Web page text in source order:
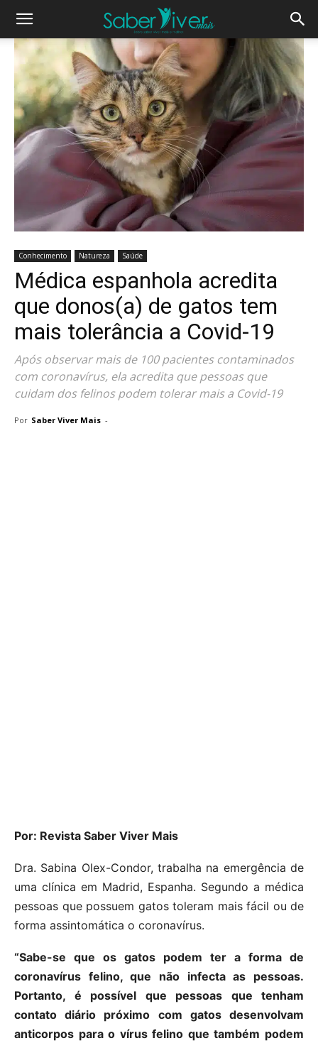
Conhecimento Natureza Saúde
Médica espanhola acredita
que donos(a) de gatos tem
mais tolerância a Covid-19
Após observar mais de 100 pacientes contaminados
com coronavírus, ela acredita que pessoas que
cuidam dos felinos podem tolerar mais a Covid-19
Por Saber Viver Mais -
Por: Revista Saber Viver Mais
Dra. Sabina Olex-Condor, trabalha na emergência de
uma clínica em Madrid, Espanha. Segundo a médica
pessoas que possuem gatos toleram mais fácil ou de
forma assintomática o coronavírus.
“Sabe-se que os gatos podem ter a forma de
coronavírus felino, que não infecta as pessoas.
Portanto, é possível que pessoas que tenham
contato diário próximo com gatos desenvolvam
anticorpos para o vírus felino que também podem